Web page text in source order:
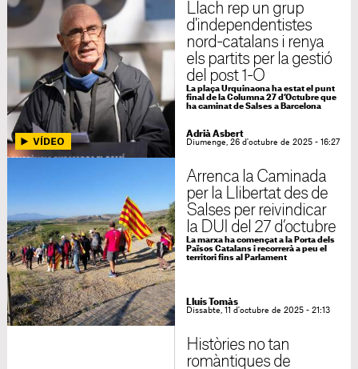
Llach rep un grup
d'independentistes
nord-catalans i renya
els partits per la gestió
del post 1-O
La plaça Urquinaona ha estat el punt
final de la Columna 27 d’Octubre que
ha caminat de Salses a Barcelona
Adrià Asbert
Diumenge, 26 d'octubre de 2025 - 16:27
Arrenca la Caminada
per la Llibertat des de
Salses per reivindicar
la DUI del 27 d’octubre
La marxa ha començat a la Porta dels
Països Catalans i recorrerà a peu el
territori fins al Parlament
Lluís Tomàs
Dissabte, 11 d'octubre de 2025 - 21:13
Històries no tan
romàntiques de